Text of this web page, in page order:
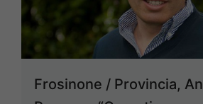
Frosinone / Provincia,